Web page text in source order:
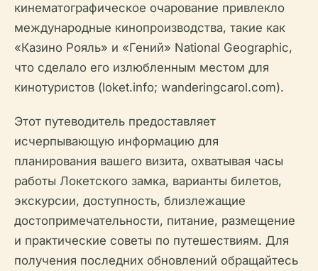
кинематографическое очарование привлекло
международные кинопроизводства, такие как
«Казино Рояль» и «Гений» National Geographic,
что сделало его излюбленным местом для
кинотуристов (loket.info; wanderingcarol.com).
Этот путеводитель предоставляет
исчерпывающую информацию для
планирования вашего визита, охватывая часы
работы Локетского замка, варианты билетов,
экскурсии, доступность, близлежащие
достопримечательности, питание, размещение
и практические советы по путешествиям. Для
получения последних обновлений обращайтесь